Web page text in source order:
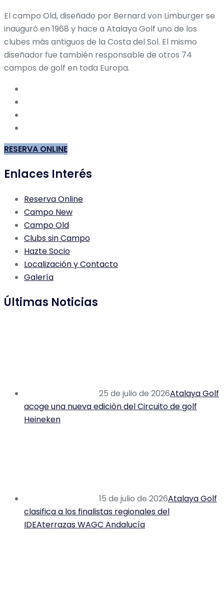
El campo Old, diseñado por Bernard von Limburger se
inauguró en 1968 y hace a Atalaya Golf uno de los
clubes más antiguos de la Costa del Sol. El mismo
diseñador fue también responsable de otros 74
campos de golf en toda Europa.
RESERVA ONLINE
Enlaces Interés
Reserva Online
Campo New
Campo Old
Clubs sin Campo
Hazte Socio
Localización y Contacto
Galería
Últimas Noticias
25 de julio de 2026Atalaya Golf
acoge una nueva edición del Circuito de golf
Heineken
15 de julio de 2026Atalaya Golf
clasifica a los finalistas regionales del
IDEAterrazas WAGC Andalucía